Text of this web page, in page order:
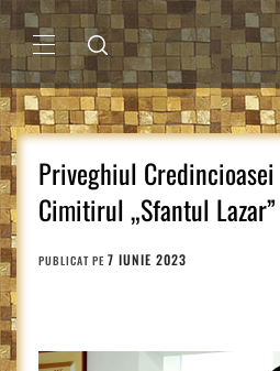
Sari
la
conținutMENIU
PRINCIPAL
Priveghiul
Cimitirul „Sfantul
PUBLICAT PE 7 IUNIE 2023